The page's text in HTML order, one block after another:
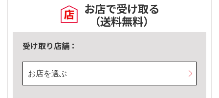
お店で受け取る
（送料無料）
受け取り店舗：
お店を選ぶ